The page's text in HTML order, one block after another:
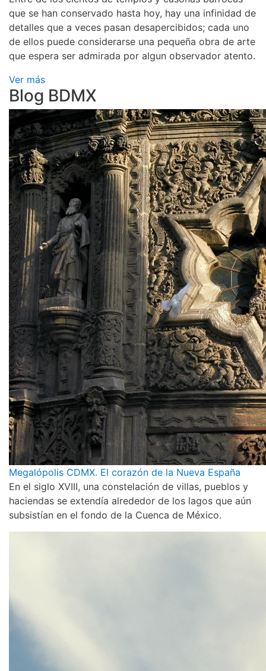
que se han conservado hasta hoy, hay una infinidad de
detalles que a veces pasan desapercibidos; cada uno
de ellos puede considerarse una pequeña obra de arte
que espera ser admirada por algun observador atento.
Ver más
Blog BDMX
Megalópolis CDMX. El corazón de la Nueva España
En el siglo XVIII, una constelación de villas, pueblos y
haciendas se extendía alrededor de los lagos que aún
subsistían en el fondo de la Cuenca de México.